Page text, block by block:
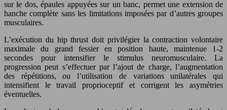
sur le dos, épaules appuyées sur un banc, permet une extension de
hanche complète sans les limitations imposées par d’autres groupes
musculaires.
L’exécution du hip thrust doit privilégier la contraction volontaire
maximale du grand fessier en position haute, maintenue 1-2
secondes pour intensifier le stimulus neuromusculaire. La
progression peut s’effectuer par l’ajout de charge, l’augmentation
des répétitions, ou l’utilisation de variations unilatérales qui
intensifient le travail proprioceptif et corrigent les asymétries
éventuelles.